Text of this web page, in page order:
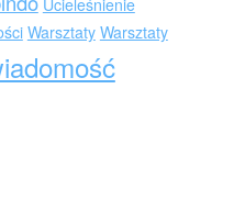
Ucieleśnienie
Warsztaty Warsztaty